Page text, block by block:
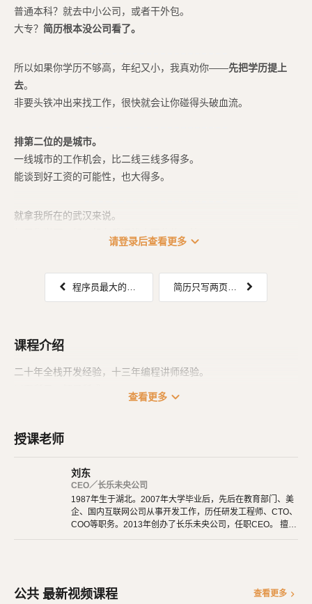
普通本科？就去中小公司，或者干外包。
大专？ 简历根本没公司看了。
所以如果你学历不够高，年纪又小，我真劝你——先把学历提上
去。
非要头铁冲出来找工作，很快就会让你碰得头破血流。
排第二位的是城市。
一线城市的工作机会，比二线三线多得多。
能谈到好工资的可能性，也大得多。
就拿我所在的武汉来说。
请登录后查看更多 expand_more
程序员最大的死法：给自己贴标签 简历只写两页？大学老师坑了你
课程介绍
二十年全栈开发经验，十三年编程讲师经验。
查看更多 expand_more
授课老师
刘东
CEO／长乐未央公司
1987年生于湖北。2007年大学毕业后，先后在教育部门、美
企、国内互联网公司从事开发工作，历任研发工程师、CTO、
COO等职务。2013年创办了长乐未央公司，任职CEO。 擅长
兴趣，觉得做开发非常快乐，能创造梦想中的产品是一件非常
有幸福感的事情。喜爱阅读，尤其是历史相关的书籍。喜欢音
公共 最新视频课程 查看更多 chevron_right